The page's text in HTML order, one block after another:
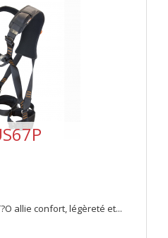
allie confort, légèreté et...